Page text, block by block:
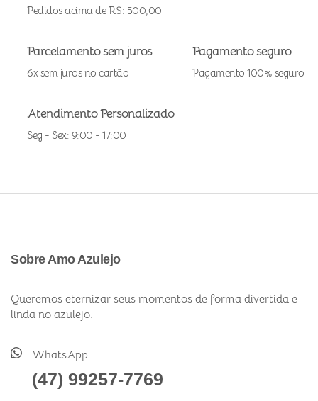
Pedidos acima de R$: 500,00
Parcelamento sem juros
6x sem juros no cartão
Pagamento seguro
Pagamento 100% seguro
Atendimento Personalizado
Seg - Sex: 9:00 - 17:00
Sobre Amo Azulejo
Queremos eternizar seus momentos de forma divertida e
linda no azulejo.
WhatsApp
(47) 99257-7769